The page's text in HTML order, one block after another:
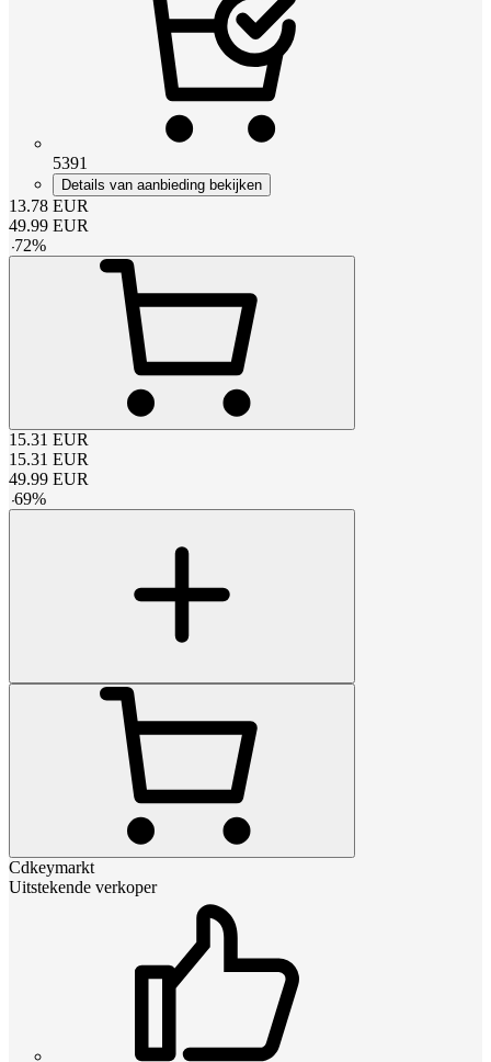
5391
Details van aanbieding bekijken
13.78 EUR
49.99 EUR
-72%
15.31 EUR
15.31 EUR
49.99 EUR
-69%
Cdkeymarkt
Uitstekende verkoper